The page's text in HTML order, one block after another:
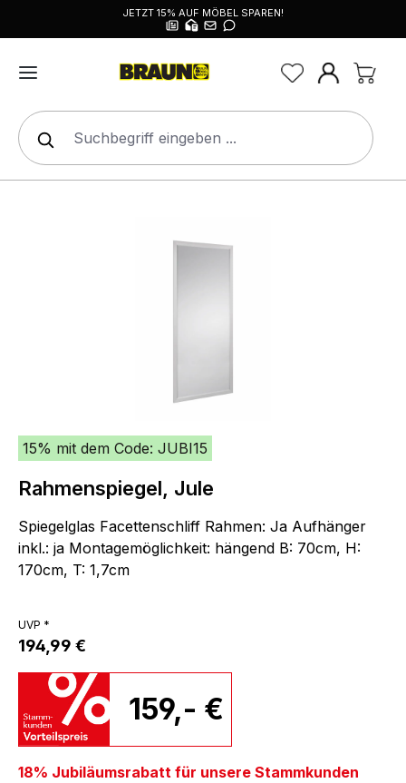
JETZT 15% AUF MÖBEL SPAREN!
15% mit dem Code: JUBI15
Rahmenspiegel, Jule
Spiegelglas Facettenschliff Rahmen: Ja Aufhänger
inkl.: ja Montagemöglichkeit: hängend B: 70cm, H:
170cm, T: 1,7cm
UVP *
194,99 €
159,- €
18% Jubiläumsrabatt für unsere Stammkunden